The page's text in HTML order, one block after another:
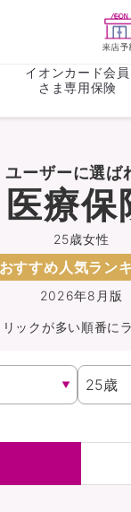
保険
がある方向け
POINT還元型保
保険
保障保険
イオンカード会員
さま専用保険
フステージ
ユーザーに選ば
2026年8月版
25歳女性
医療保
おすすめ人気ラン
リックが多い順番に